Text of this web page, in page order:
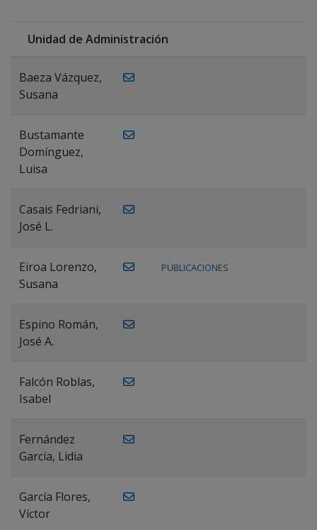
Unidad de Administración
Baeza Vázquez,
Susana
Bustamante
Domínguez,
Luisa
Casais Fedriani,
José L.
Eiroa Lorenzo,
Susana
PUBLICACIONES
Espino Román,
José A.
Falcón Roblas,
Isabel
Fernández
García, Lidia
García Flores,
Víctor